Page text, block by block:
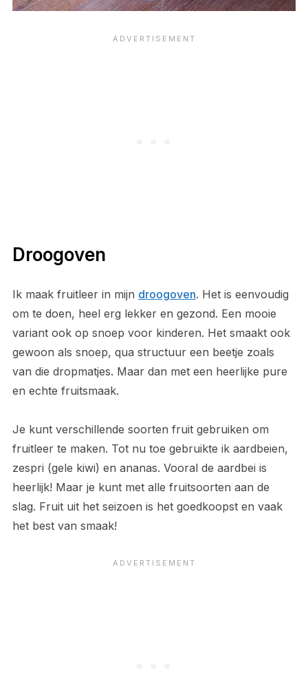
Droogoven
Ik maak fruitleer in mijn droogoven. Het is eenvoudig
om te doen, heel erg lekker en gezond. Een mooie
variant ook op snoep voor kinderen. Het smaakt ook
gewoon als snoep, qua structuur een beetje zoals
van die dropmatjes. Maar dan met een heerlijke pure
en echte fruitsmaak.
Je kunt verschillende soorten fruit gebruiken om
fruitleer te maken. Tot nu toe gebruikte ik aardbeien,
zespri (gele kiwi) en ananas. Vooral de aardbei is
heerlijk! Maar je kunt met alle fruitsoorten aan de
slag. Fruit uit het seizoen is het goedkoopst en vaak
het best van smaak!